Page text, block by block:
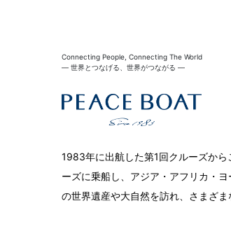
Connecting People, Connecting The World
― 世界とつなげる、世界がつながる ―
1983年に出航した第1回クルーズか
ーズに乗船し、アジア・アフリカ・
の世界遺産や大自然を訪れ、さまざ